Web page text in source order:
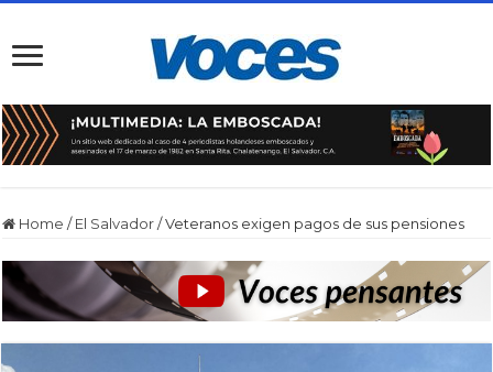
Home / El Salvador /Veteranos exigen pagos de sus pensiones